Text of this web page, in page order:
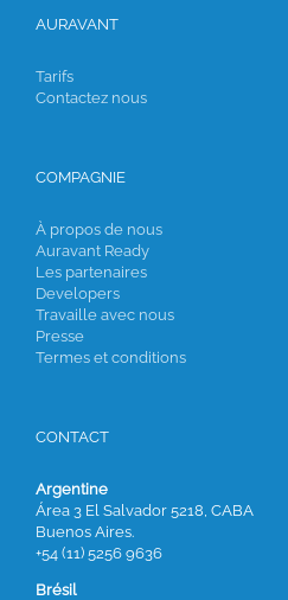
AURAVANT
Tarifs
Contactez nous
COMPAGNIE
À propos de nous
Auravant Ready
Les partenaires
Developers
Travaille avec nous
Presse
Termes et conditions
CONTACT
Argentine
Área 3 El Salvador 5218, CABA
Buenos Aires.
+54 (11) 5256 9636
Brésil